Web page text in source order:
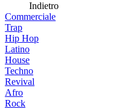
Indietro
Commerciale
Trap
Hip Hop
Latino
House
Techno
Revival
Afro
Rock